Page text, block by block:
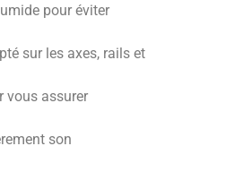
pour éviter
sur les axes, rails et
vous assurer
son